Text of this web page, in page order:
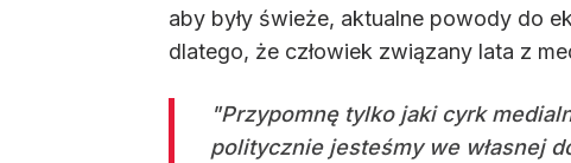
aby były świeże, aktualne powody do
dlatego, że człowiek związany lata z
"Przypomnę tylko jaki cyrk
politycznie jesteśmy we własnej